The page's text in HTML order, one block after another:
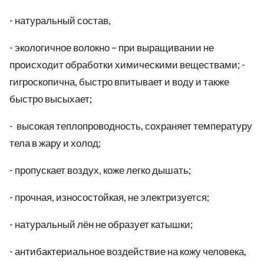
- натуральный состав,
- экологичное волокно – при выращивании не
происходит обработки химическими веществами; -
гигроскопична, быстро впитывает и воду и также
быстро высыхает;
- высокая теплопроводность, сохраняет температуру
тела в жару и холод;
- пропускает воздух, коже легко дышать;
- прочная, износостойкая, не электризуется;
- натуральный лён не образует катышки;
- антибактериальное воздействие на кожу человека,